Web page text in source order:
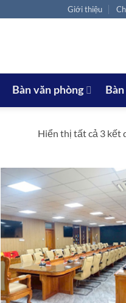
Giới thiệu
Bàn văn phòng
Hiển thị tất cả 3 kết